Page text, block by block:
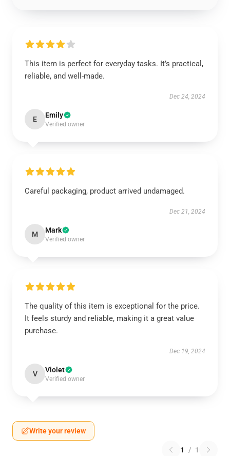
This item is perfect for everyday tasks. It’s practical,
reliable, and well-made.
Dec 24, 2024
E Emily
Verified owner
Careful packaging, product arrived undamaged.
Dec 21, 2024
M Mark
Verified owner
The quality of this item is exceptional for the price.
It feels sturdy and reliable, making it a great value
purchase.
Dec 19, 2024
V Violet
Verified owner
Write your review
1 / 1